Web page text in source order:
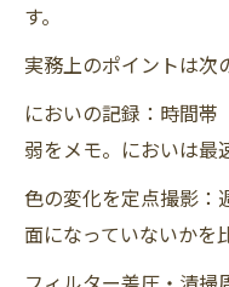
す。
実務上のポイントは次
においの記録：時間帯
弱をメモ。においは最
色の変化を定点撮影：
面になっていないかを